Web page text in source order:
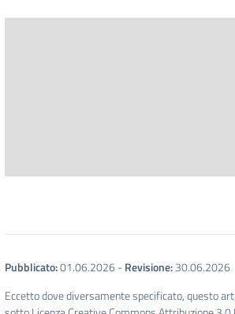
Pubblicato:01.06.2026 -Revisione:30.06.2026
Eccetto dove diversamente specificato, questo